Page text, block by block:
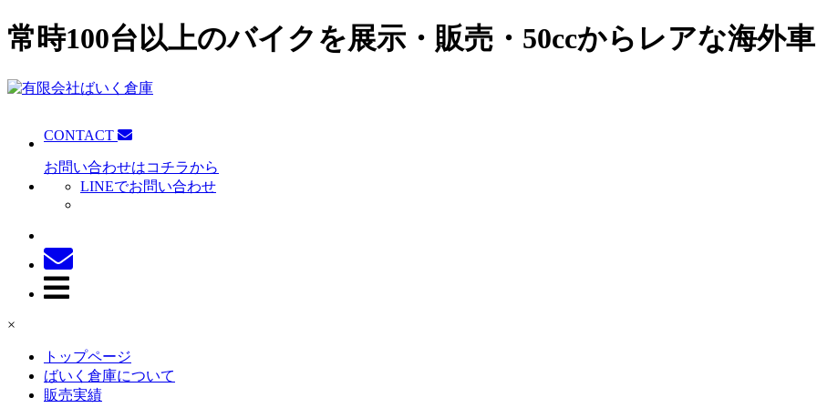
常時100台以上のバイクを展示・販売・50ccからレアな海外
CONTACT
お問い合わせはコチラから
LINEでお問い合わせ
×
トップページ
ばいく倉庫について
販売実績